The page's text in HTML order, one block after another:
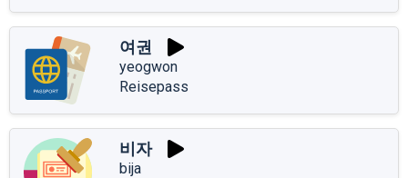
여권
yeogwon
Reisepass
비자
bija